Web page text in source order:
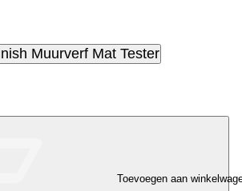
Muurverf Mat Tester
Toevoegen aan